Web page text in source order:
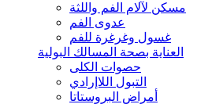
مسكن لآلام الفم واللثة
عدوى الفم
غسول وغرغرة للفم
العناية بصحة المسالك البولية
حصوات الكلى
التبول اللاإرادي
أمراض البروستاتا